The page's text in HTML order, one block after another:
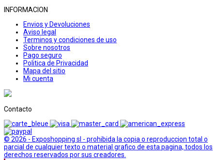
INFORMACION
Envios y Devoluciones
Aviso legal
Terminos y condiciones de uso
Sobre nosotros
Pago seguro
Politica de Privacidad
Mapa del sitio
Mi cuenta
Contacto
© 2026 - Exposhopping sl - prohibida la copia o reproduccion total o
parcial de cualquier texto o material grafico de esta pagina, todos los
derechos reservados por sus creadores.